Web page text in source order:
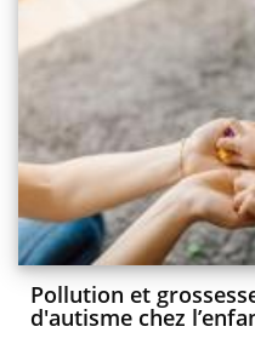
Pollution et
d'autisme chez